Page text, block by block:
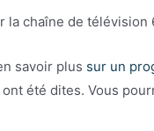
la chaîne de
savoir plus sur un
été dites. Vous